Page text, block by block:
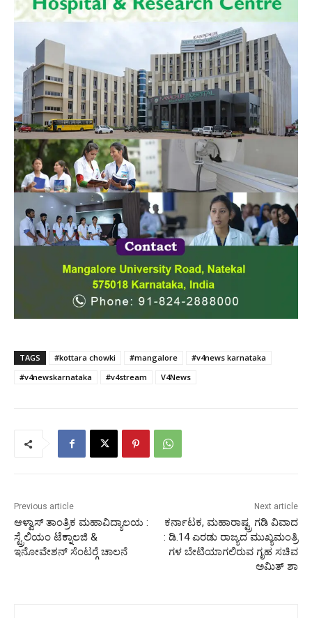
TAGS #kottara chowki #mangalore
#v4news karnataka
#v4newskarnataka
#v4stream V4News
Previous article
ಆಳ್ವಾಸ್ ತಾಂತ್ರಿಕ ಮಹಾವಿದ್ಯಾಲಯ :
ಸ್ಟ್ರೆಲಿಯಂ ಟೆಕ್ನಾಲಜಿ &
ಇನೋವೇಶನ್ ಸೆಂಟರ್‍ಗೆ ಚಾಲನೆ
Next article
ಕರ್ನಾಟಕ, ಮಹಾರಾಷ್ಟ್ರ ಗಡಿ ವಿವಾದ
: ಡಿ.14 ಎರಡು ರಾಜ್ಯದ ಮುಖ್ಯಮಂತ್ರಿ
ಗಳ ಬೇಟಿಯಾಗಲಿರುವ ಗೃಹ ಸಚಿವ
ಅಮಿತ್ ಶಾ